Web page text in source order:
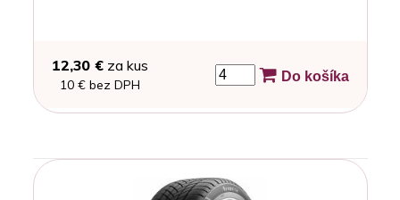
12,30 €za kus
10 € bez DPH
Do košíka